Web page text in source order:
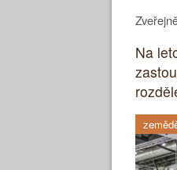
Na